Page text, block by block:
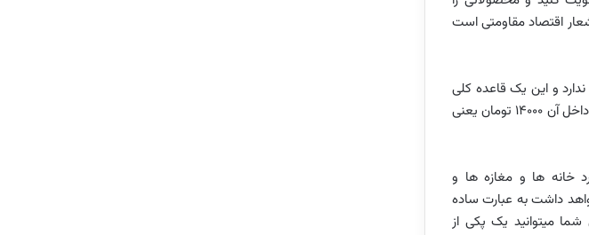
اقتصاد مقاومتی است
و این یک قاعده کلی
است. الان محصولاتی تولید میشود در ظروف 20 لیتری که قیمت ظرف 15000 تومان است ولی مواد داخل آن 14000 تومان یعنی
خانه ها و مغازه ها و
داشت به عبارت ساده
میتوانید یک پکی از